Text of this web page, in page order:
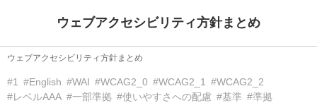
ウェブアクセシビリティ方針まとめ
ウェブアクセシビリティ方針まとめ
#1 #English #WAI #WCAG2_0 #WCAG2_1
#WCAG2_2
#レベルAAA #一部準拠 #使いやすさへの配慮 #基準 #準拠